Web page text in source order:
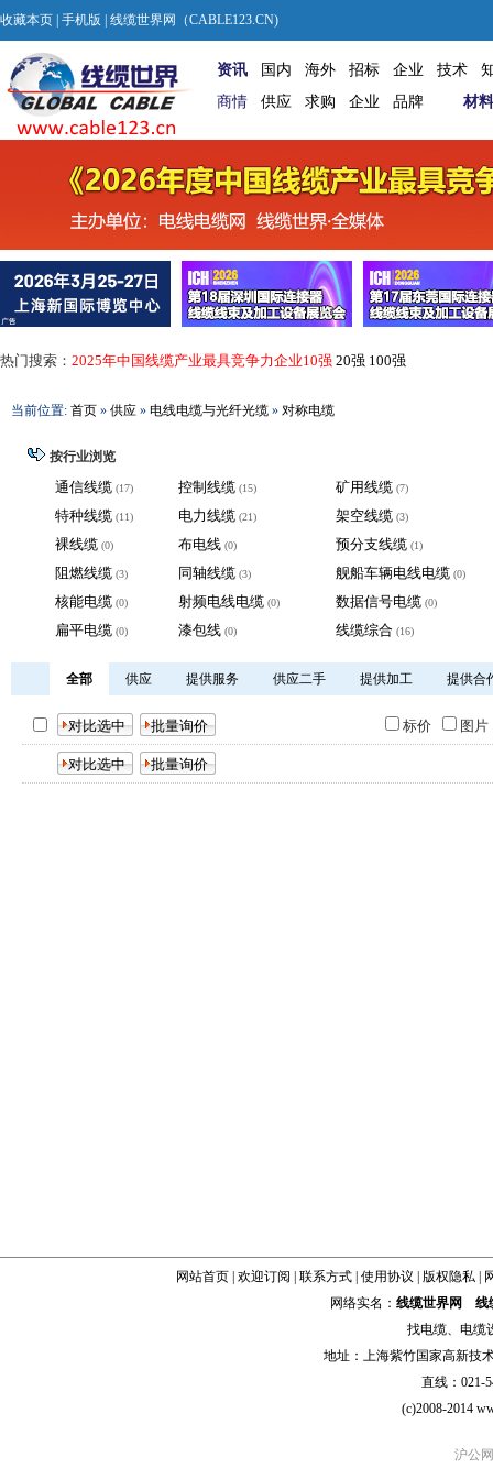
收藏本页 手机版 | 线缆世界网（CABLE123.CN)
资讯 国内 海外 招标 企业 技术
商情
供应 求购 企业 品牌 材料
热门搜索： 2025年中国线缆产业最具竞争力企业10强 20强 100强
当前位置: 首页 » 供应 » 电线电缆与光纤光缆 » 对称电缆
按行业浏览
通信线缆 (17) 控制线缆 (15) 矿用线缆 (7)
特种线缆 (11) 电力线缆 (21) 架空线缆 (3)
裸线缆 (0) 布电线 (0) 预分支线缆 (1)
阻燃线缆 (3) 同轴线缆 (3) 舰船车辆电线电缆 (0)
核能电缆 (0) 射频电线电缆 (0) 数据信号电缆 (0)
扁平电缆 (0) 漆包线 (0) 线缆综合 (16)
全部 供应 提供服务 供应二手 提供加工 提供合
标价 图
网站首页| 欢迎订阅 联系方式| 使用协议 版权隐私|
网络实名： 线缆世界网
线
找电缆、 电缆
地址：上海紫竹国家高新技
直线：021-
(c)2008-2014
沪公